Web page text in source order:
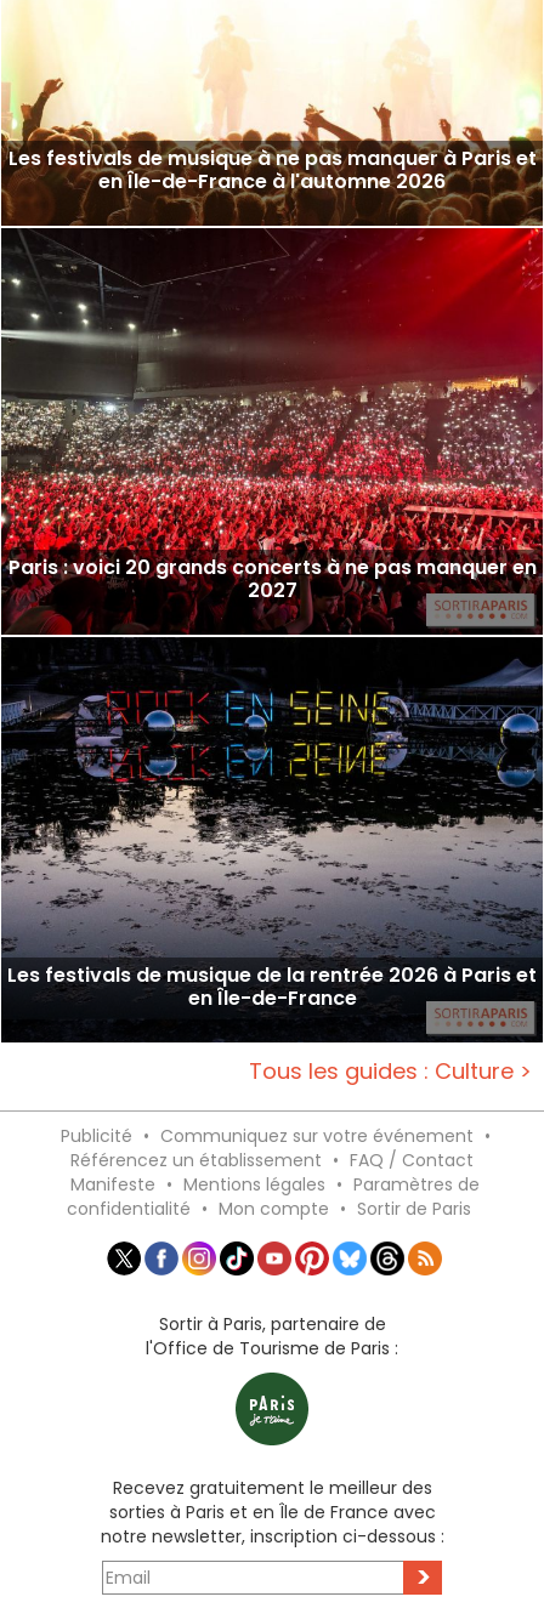
Les festivals de musique à ne pas manquer à Paris et
en Île-de-France à l'automne 2026
Paris : voici 20 grands concerts à ne pas manquer en
2027
Les festivals de musique de la rentrée 2026 à Paris et
en Île-de-France
Tous les guides : Culture >
Publicité • Communiquez sur votre événement •
Référencez un établissement • FAQ / Contact
Manifeste • Mentions légales • Paramètres de
confidentialité • Mon compte • Sortir de Paris
Sortir à Paris, partenaire de
l'Office de Tourisme de Paris :
Recevez gratuitement le meilleur des
sorties à Paris et en Île de France avec
notre newsletter, inscription ci-dessous :
>